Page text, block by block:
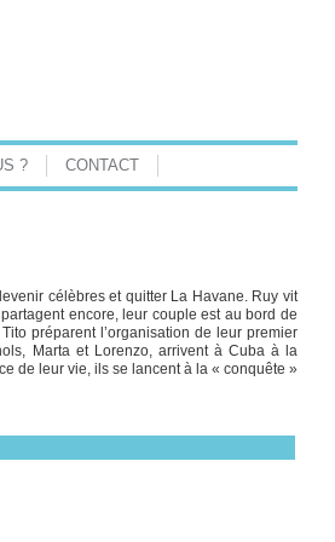
? CONTACT
célèbres et quitter La Havane. Ruy vit
encore, leur couple est au bord de
préparent l’organisation de leur premier
Marta et Lorenzo, arrivent à Cuba à la
de leur vie, ils se lancent à la « conquête »